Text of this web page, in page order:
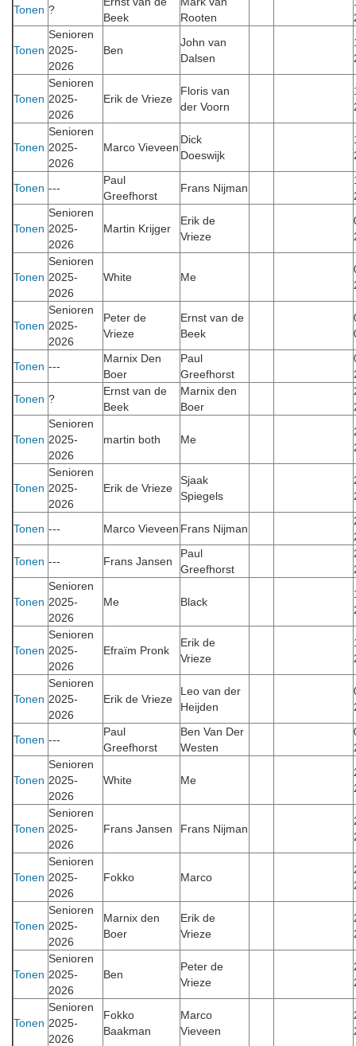
Tonen ?
Beek
Rooten
Tonen
Senioren
2025-
2026
Ben
John van
Dalsen
Tonen
Senioren
2025-
2026
Erik de Vrieze
Floris van
der Voorn
Tonen
Senioren
2025-
2026
Marco Vieveen
Dick
Doeswijk
Tonen ---
Paul
Greefhorst
Frans Nijman
Tonen
Senioren
2025-
2026
Martin Krijger
Erik de
Vrieze
Tonen
Senioren
2025-
2026
White Me
Tonen
Senioren
2025-
2026
Peter de
Vrieze
Ernst van de
Beek
Tonen ---
Marnix Den
Boer
Paul
Greefhorst
Tonen ?
Ernst van de
Beek
Marnix den
Boer
Tonen
Senioren
2025-
2026
martin both Me
Tonen
Senioren
2025-
2026
Erik de Vrieze
Sjaak
Spiegels
Tonen --- Marco Vieveen Frans Nijman
Tonen --- Frans Jansen
Paul
Greefhorst
Tonen
Senioren
2025-
2026
Me Black
Tonen
Senioren
2025-
2026
Efraïm Pronk
Erik de
Vrieze
Tonen
Senioren
2025-
2026
Erik de Vrieze
Leo van der
Heijden
Tonen ---
Paul
Greefhorst
Ben Van Der
Westen
Tonen
Senioren
2025-
2026
White Me
Tonen
Senioren
2025-
2026
Frans Jansen Frans Nijman
Tonen
Senioren
2025-
2026
Fokko Marco
Tonen
Senioren
2025-
2026
Marnix den
Boer
Erik de
Vrieze
Tonen
Senioren
2025-
2026
Ben
Peter de
Vrieze
Tonen
Senioren
2025-
2026
Fokko
Baakman
Marco
Vieveen